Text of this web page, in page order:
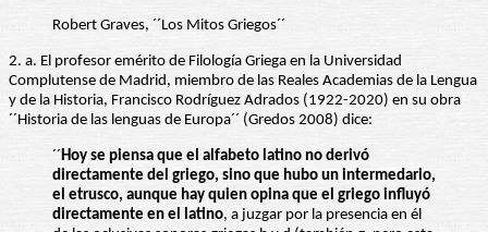
Robert Graves, ´´Los Mitos Griegos´´
2. a. El profesor emérito de Filología Griega en la Universidad
Complutense de Madrid, miembro de las Reales Academias de la Lengua
y de la Historia, Francisco Rodríguez Adrados (1922-2020) en su obra
´´Historia de las lenguas de Europa´´ (Gredos 2008) dice:
´´Hoy se piensa que el alfabeto latino no derivó
directamente del griego, sino que hubo un intermedario,
el etrusco, aunque hay quien opina que el griego influyó
directamente en el latino, a juzgar por la presencia en él